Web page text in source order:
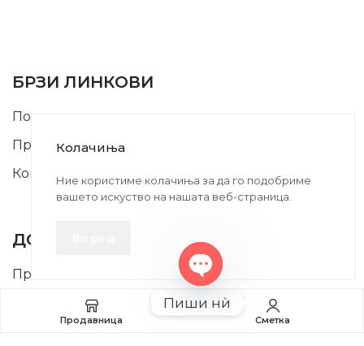
БРЗИ ЛИНКОВИ
Почетна
Производи
Контакт
ДОБРО Е ДА ЗНАЕТЕ
Правила и Услови
Плаќање и Поврат на Средства
Продавница Сметка
Колачиња
Ние користиме колачиња за да го подобриме
вашето искуство на нашата веб-страница.
Пиши нѝ
Open
chaty